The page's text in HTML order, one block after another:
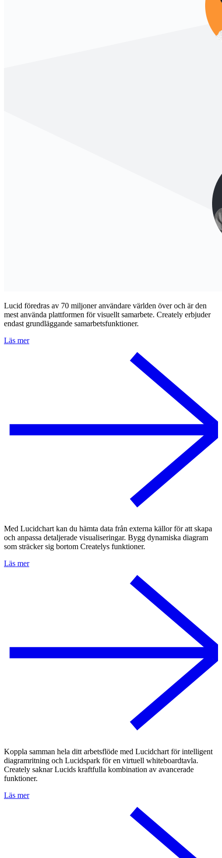
Lucid föredras av 70 miljoner användare världen över och är den
mest använda plattformen för visuellt samarbete. Creately erbjuder
endast grundläggande samarbetsfunktioner.
Läs mer
Med Lucidchart kan du hämta data från externa källor för att skapa
och anpassa detaljerade visualiseringar. Bygg dynamiska diagram
som sträcker sig bortom Createlys funktioner.
Läs mer
Koppla samman hela ditt arbetsflöde med Lucidchart för intelligent
diagramritning och Lucidspark för en virtuell whiteboardtavla.
Creately saknar Lucids kraftfulla kombination av avancerade
funktioner.
Läs mer